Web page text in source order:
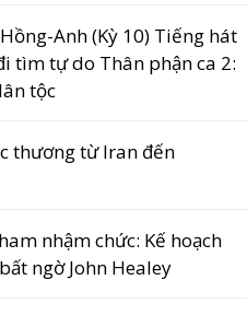
Anh (Kỳ 10) Tiếng hát
tìm tự do Thân phận ca 2:
tộc
thương từ Iran đến
nhậm chức: Kế hoạch
ngờ John Healey